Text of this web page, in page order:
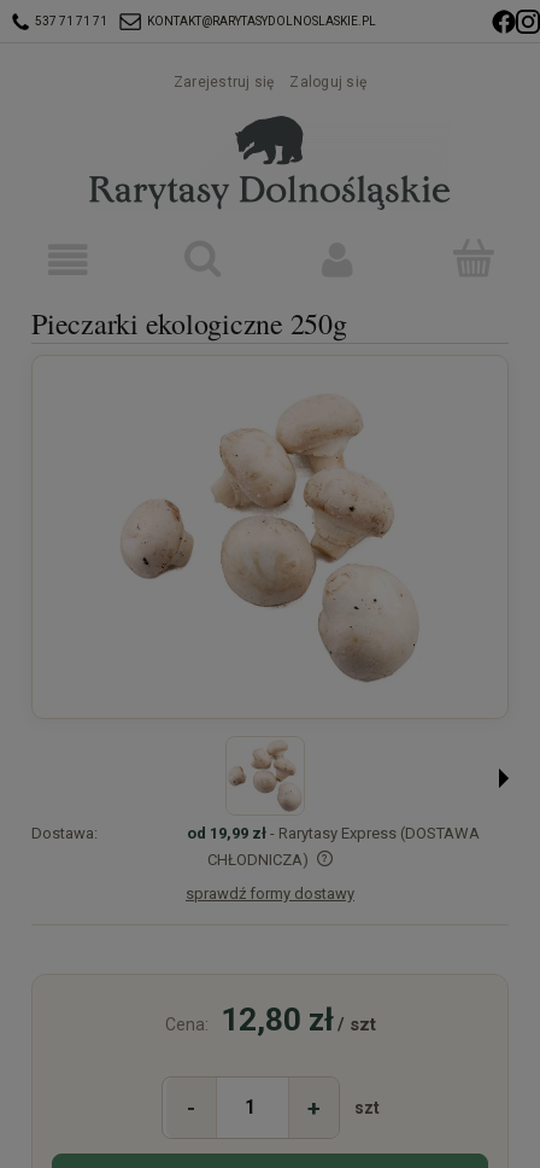
537 71 71 71 KONTAKT@RARYTASYDOLNOSLASKIE.PL
Zarejestruj się Zaloguj się
Pieczarki ekologiczne 250g
Dostawa: od 19,99 zł - Rarytasy Express (DOSTAWA
CHŁODNICZA)
Cena nie zawiera ewentualnych kosztów płatności
sprawdź formy dostawy
Cena: 12,80 zł/ szt
- + szt